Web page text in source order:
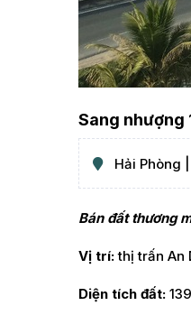
Sang nhượng
Hải Phòng
Bán đất thương
Vị trí:thị trấn An
Diện tích đất: